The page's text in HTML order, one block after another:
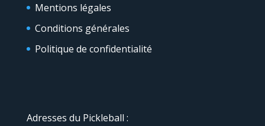
Mentions légales
Conditions générales
Politique de confidentialité
Adresses du Pickleball :